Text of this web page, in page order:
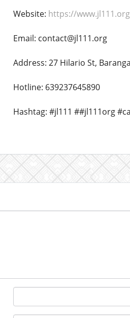
Website: https://
Email: contact@jl111.org
Address: 27 Hilario St,
Hotline: 639237645890
Hashtag: #jl111 ##jl111org